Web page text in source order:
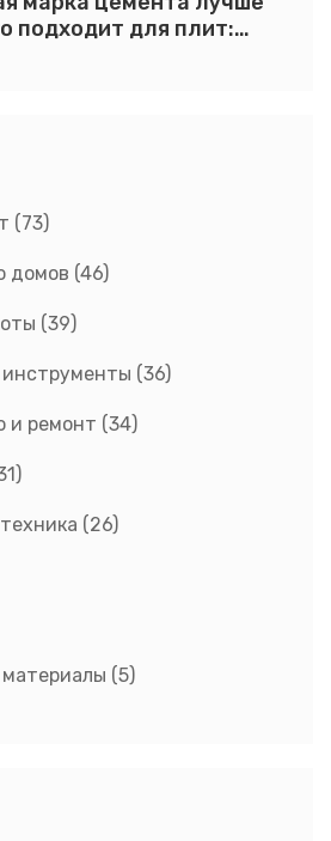
подходит для плит:
(73)
домов (46)
(39)
(36)
и ремонт (34)
(26)
(5)